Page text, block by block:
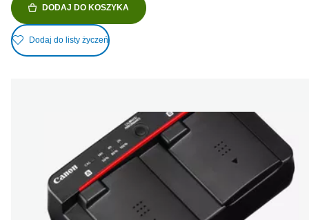
DODAJ DO KOSZYKA
Dodaj do listy życzeń